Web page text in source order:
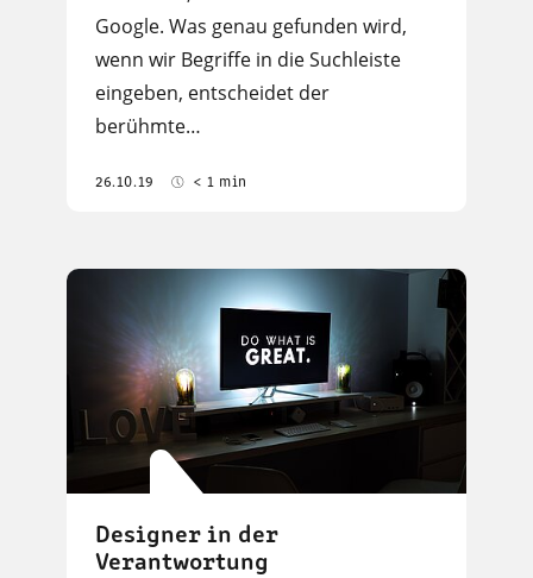
Google. Was genau gefunden wird,
wenn wir Begriffe in die Suchleiste
eingeben, entscheidet der
berühmte…
26.10.19 < 1 min
Designer in der
Verantwortung